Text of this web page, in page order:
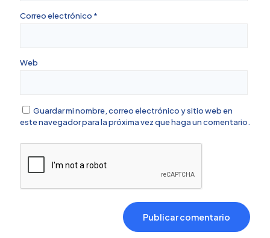
Correo electrónico *
Web
Guardar mi nombre, correo electrónico y sitio web en
este navegador para la próxima vez que haga un comentario.